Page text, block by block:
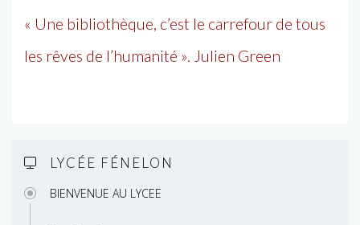
« Une bibliothèque, c’est le carrefour de tous
les rêves de l’humanité ». Julien Green
LYCÉE FÉNELON
BIENVENUE AU LYCEE